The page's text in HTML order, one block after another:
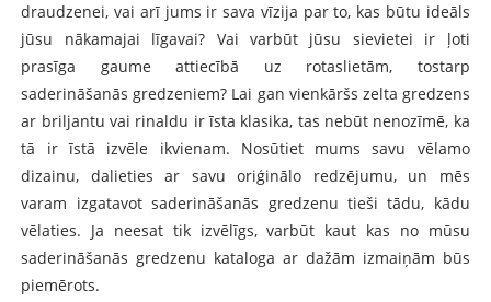
draudzenei, vai arī jums ir sava vīzija par to, kas būtu ideāls
jūsu nākamajai līgavai? Vai varbūt jūsu sievietei ir ļoti
prasīga gaume attiecībā uz rotaslietām, tostarp
saderināšanās gredzeniem? Lai gan vienkāršs zelta gredzens
ar briljantu vai rinaldu ir īsta klasika, tas nebūt nenozīmē, ka
tā ir īstā izvēle ikvienam. Nosūtiet mums savu vēlamo
dizainu, dalieties ar savu oriģinālo redzējumu, un mēs
varam izgatavot saderināšanās gredzenu tieši tādu, kādu
vēlaties. Ja neesat tik izvēlīgs, varbūt kaut kas no mūsu
saderināšanās gredzenu kataloga ar dažām izmaiņām būs
piemērots.